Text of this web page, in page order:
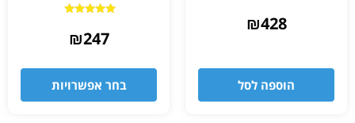
₪428
הוספה לסל
4.83
מתוך 5₪247
בחר אפשרויות